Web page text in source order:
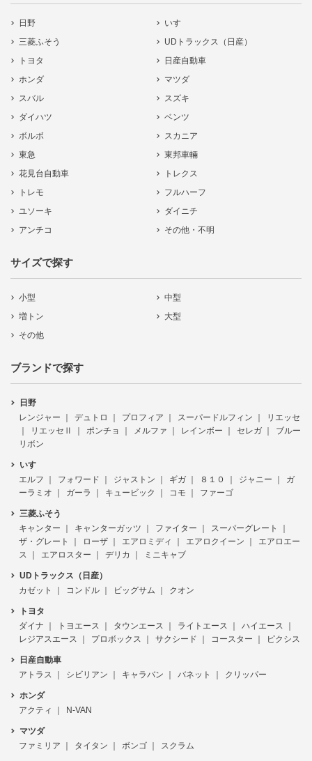
日野
いすゞ
三菱ふそう
UDトラックス（日産）
トヨタ
日産自動車
ホンダ
マツダ
スバル
スズキ
ダイハツ
ベンツ
ボルボ
スカニア
東急
東邦車輛
花見台自動車
トレクス
トレモ
フルハーフ
ユソーキ
ダイニチ
アンチコ
その他・不明
サイズで探す
小型
中型
増トン
大型
その他
ブランドで探す
日野
レンジャー
デュトロ プロフィア スーパードルフィン
リエッセ
リエッセⅡ
ポンチョ メルファ レインボー セレガ
ブルー
リボン
いすゞ
エルフ
フォワード ジャストン ギガ ８１０ ジャニー
ガ
ーラミオ
ガーラ キュービック コモ ファーゴ
三菱ふそう
キャンター
キャンターガッツ ファイター
スーパーグレート
ザ・グレート
ローザ エアロミディ エアロクイーン
エアロエー
ス
エアロスター デリカ ミニキャブ
UDトラックス（日産）
カゼット
コンドル ビッグサム クオン
トヨタ
ダイナ
トヨエース タウンエース ライトエース
ハイエース
レジアスエース
プロボックス サクシード コースター ピクシス
日産自動車
アトラス
シビリアン キャラバン バネット クリッパー
ホンダ
アクティ
N-VAN
マツダ
ファミリア
タイタン ボンゴ スクラム